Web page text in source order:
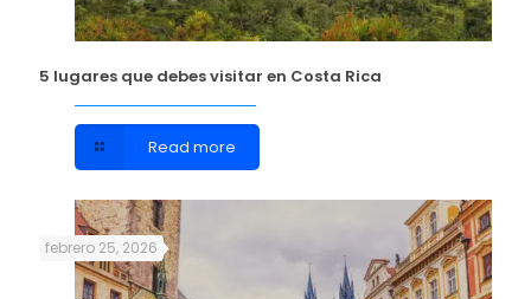
5 lugares que debes visitar en Costa Rica
Read more
febrero 25, 2026